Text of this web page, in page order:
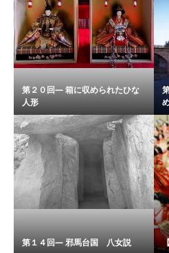
第２０回― 箱に収められたひな
人形
第１４回― 邪馬台国 八女説